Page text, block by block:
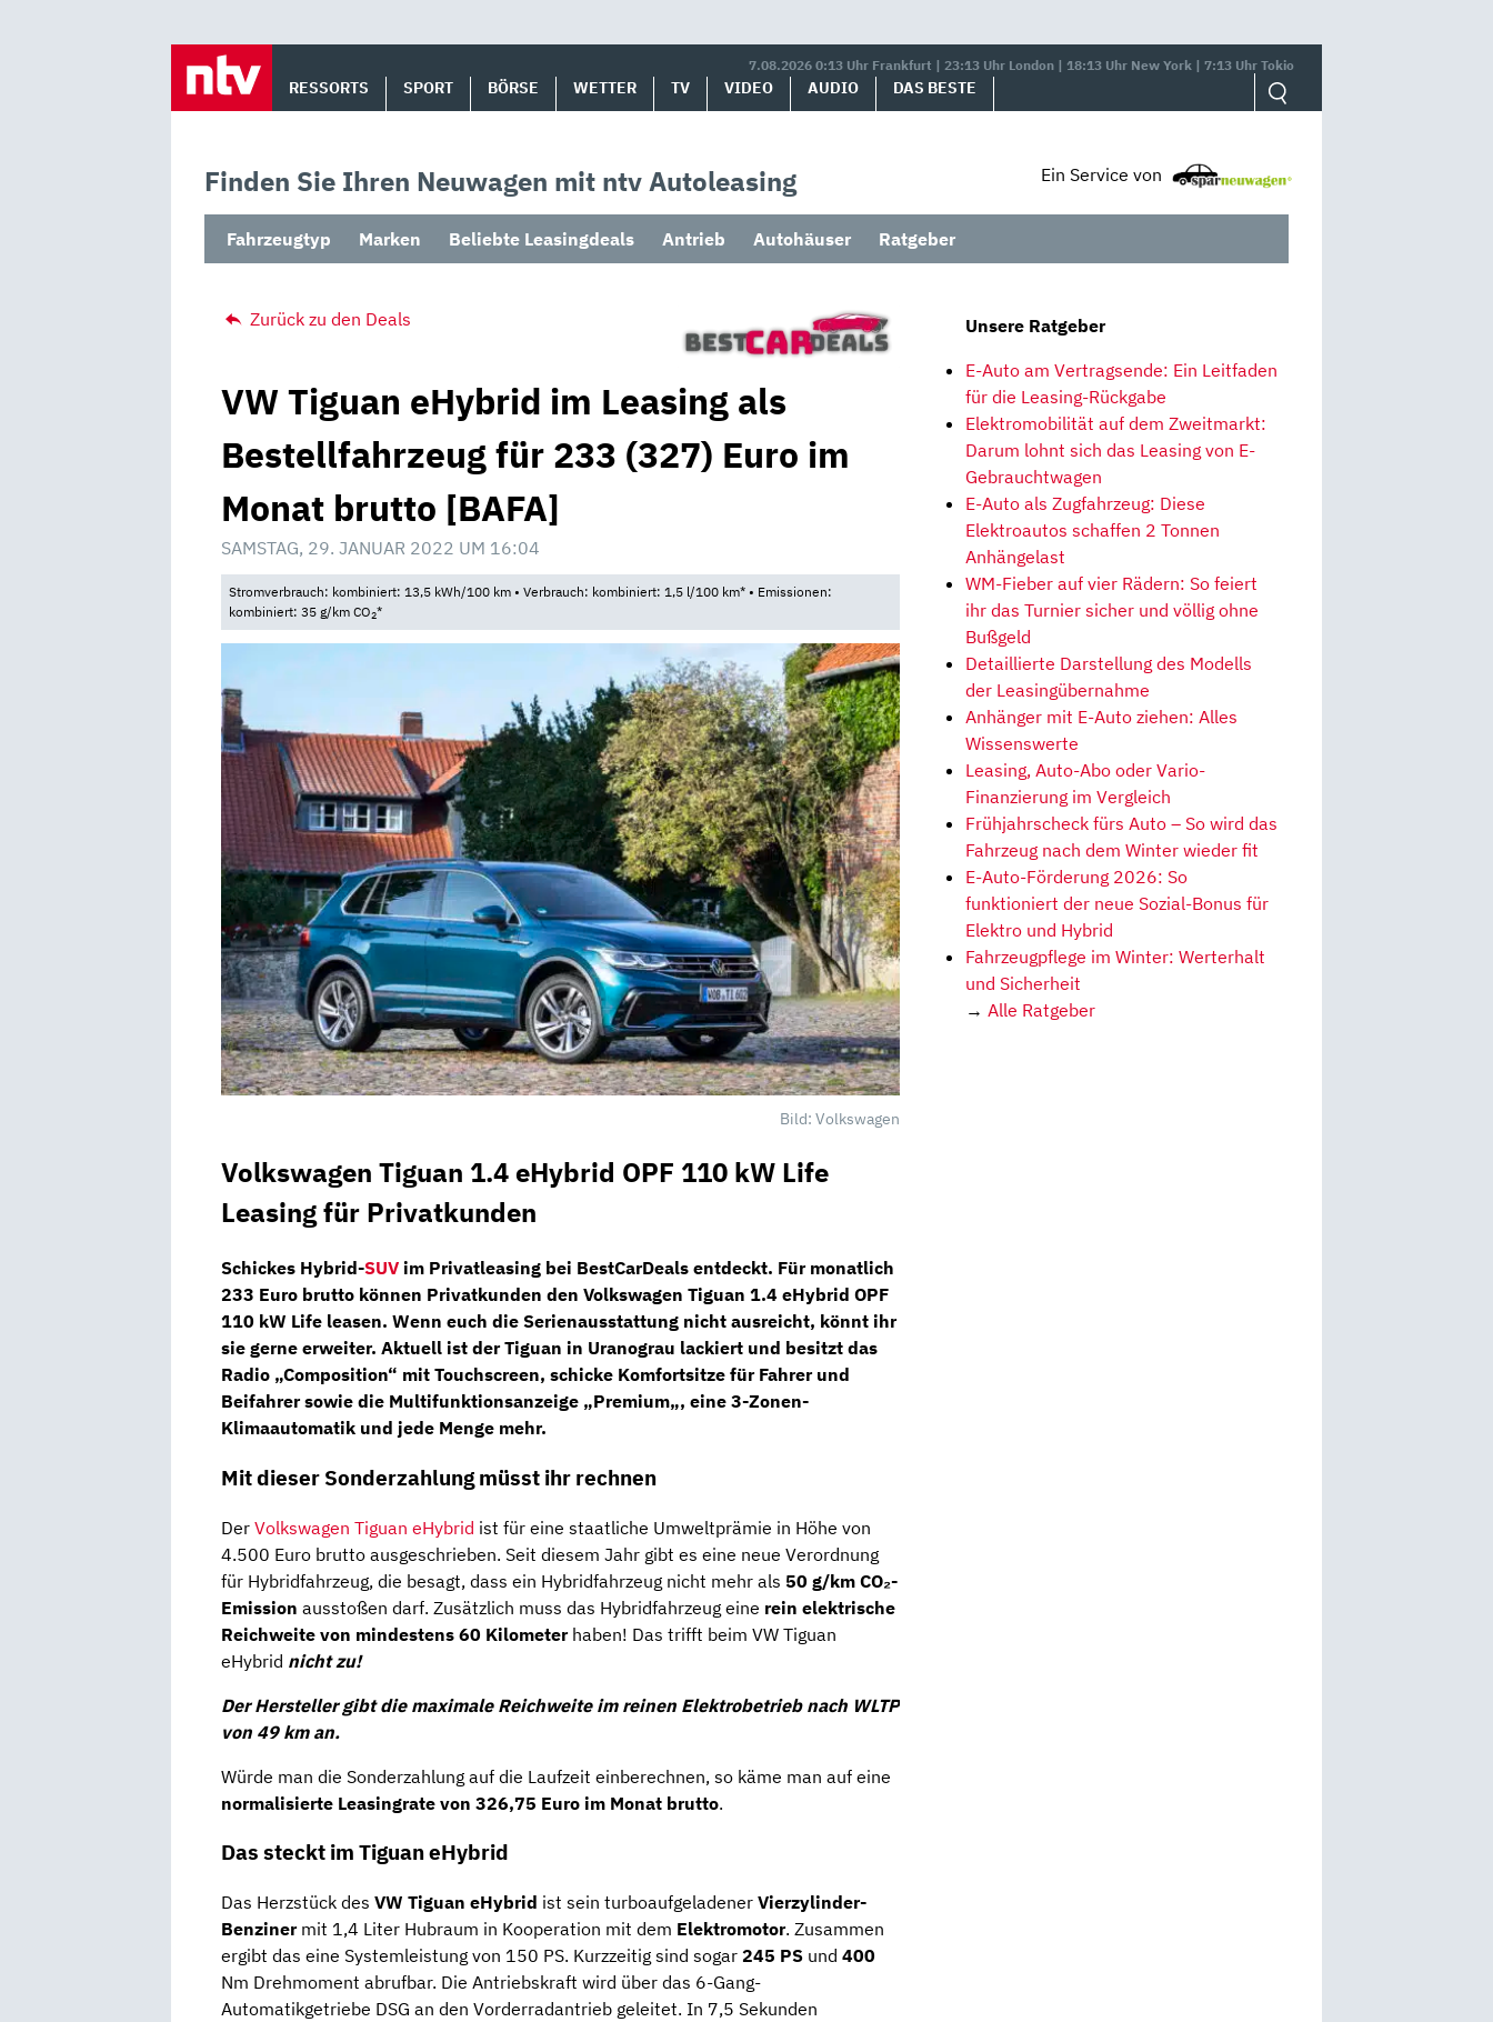
7.08.2026 0:13 Uhr Frankfurt | 23:13 Uhr London | 18:13 Uhr New York | 7:13 Uhr Tokio
RESSORTS SPORT BÖRSE WETTER TV VIDEO AUDIO DAS BESTE
Finden Sie Ihren Neuwagen mit ntv Autoleasing Ein Service von
Fahrzeugtyp Marken Beliebte Leasingdeals Antrieb Autohäuser Ratgeber
Zurück zu den Deals
VW Tiguan eHybrid im Leasing als
Bestellfahrzeug für 233 (327) Euro im
Monat brutto [BAFA]
SAMSTAG, 29. JANUAR 2022 UM 16:04
Stromverbrauch: kombiniert: 13,5 kWh/100 km • Verbrauch: kombiniert: 1,5 l/100 km* • Emissionen:
kombiniert: 35 g/km CO2*
Bild: Volkswagen
Volkswagen Tiguan 1.4 eHybrid OPF 110 kW Life
Leasing für Privatkunden
Schickes Hybrid-SUV im Privatleasing bei BestCarDeals entdeckt. Für monatlich
233 Euro brutto können Privatkunden den Volkswagen Tiguan 1.4 eHybrid OPF
110 kW Life leasen. Wenn euch die Serienausstattung nicht ausreicht, könnt ihr
sie gerne erweiter. Aktuell ist der Tiguan in Uranograu lackiert und besitzt das
Radio „Composition“ mit Touchscreen, schicke Komfortsitze für Fahrer und
Beifahrer sowie die Multifunktionsanzeige „Premium„, eine 3-Zonen-
Klimaautomatik und jede Menge mehr.
Mit dieser Sonderzahlung müsst ihr rechnen
Der Volkswagen Tiguan eHybrid ist für eine staatliche Umweltprämie in Höhe von
4.500 Euro brutto ausgeschrieben. Seit diesem Jahr gibt es eine neue Verordnung
für Hybridfahrzeug, die besagt, dass ein Hybridfahrzeug nicht mehr als 50 g/km CO₂-
Emission ausstoßen darf. Zusätzlich muss das Hybridfahrzeug eine rein elektrische
Reichweite von mindestens 60 Kilometerhaben! Das trifft beim VW Tiguan
eHybrid nicht zu!
Der Hersteller gibt die maximale Reichweite im reinen Elektrobetrieb nach WLTP
von 49 km an.
Würde man die Sonderzahlung auf die Laufzeit einberechnen, so käme man auf eine
normalisierte Leasingrate von 326,75 Euro im Monat brutto.
Das steckt im Tiguan eHybrid
Das Herzstück des VW Tiguan eHybrid ist sein turboaufgeladener Vierzylinder-
Benziner mit 1,4 Liter Hubraum in Kooperation mit dem Elektromotor. Zusammen
ergibt das eine Systemleistung von 150 PS. Kurzzeitig sind sogar 245 PS und 400
Nm Drehmoment abrufbar. Die Antriebskraft wird über das 6-Gang-
Automatikgetriebe DSG an den Vorderradantrieb geleitet. In 7,5 Sekunden
Unsere Ratgeber
E-Auto am Vertragsende: Ein Leitfaden
für die Leasing-Rückgabe
Elektromobilität auf dem Zweitmarkt:
Darum lohnt sich das Leasing von E-
Gebrauchtwagen
E-Auto als Zugfahrzeug: Diese
Elektroautos schaffen 2 Tonnen
Anhängelast
WM-Fieber auf vier Rädern: So feiert
ihr das Turnier sicher und völlig ohne
Bußgeld
Detaillierte Darstellung des Modells
der Leasingübernahme
Anhänger mit E-Auto ziehen: Alles
Wissenswerte
Leasing, Auto-Abo oder Vario-
Finanzierung im Vergleich
Frühjahrscheck fürs Auto – So wird das
Fahrzeug nach dem Winter wieder fit
E-Auto-Förderung 2026: So
funktioniert der neue Sozial-Bonus für
Elektro und Hybrid
Fahrzeugpflege im Winter: Werterhalt
und Sicherheit
→ Alle Ratgeber